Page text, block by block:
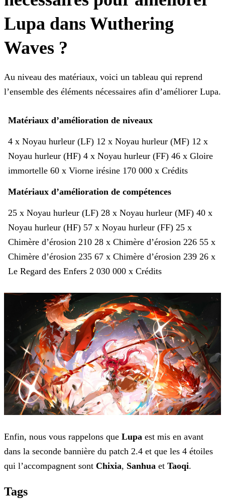
Lupa dans Wuthering
Waves ?
Au niveau des matériaux, voici un tableau qui reprend
l’ensemble des éléments nécessaires afin d’améliorer Lupa.
Matériaux d’amélioration de niveaux
4 x Noyau hurleur (LF) 12 x Noyau hurleur (MF) 12 x
Noyau hurleur (HF) 4 x Noyau hurleur (FF) 46 x Gloire
immortelle 60 x Viorne irésine 170 000 x Crédits
Matériaux d’amélioration de compétences
25 x Noyau hurleur (LF) 28 x Noyau hurleur (MF) 40 x
Noyau hurleur (HF) 57 x Noyau hurleur (FF) 25 x
Chimère d’érosion 210 28 x Chimère d’érosion 226 55 x
Chimère d’érosion 235 67 x Chimère d’érosion 239 26 x
Le Regard des Enfers 2 030 000 x Crédits
Enfin, nous vous rappelons que Lupa est mis en avant
dans la seconde bannière du patch 2.4 et que les 4 étoiles
qui l’accompagnent sont Chixia, Sanhua et Taoqi.
Tags